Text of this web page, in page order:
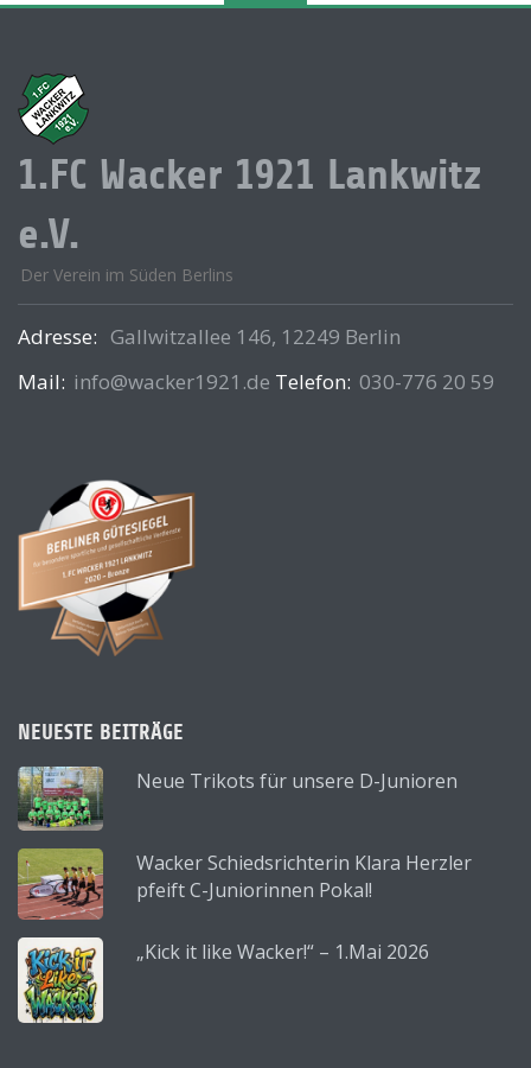
1.FC Wacker 1921 Lankwitz
e.V.
Der Verein im Süden Berlins
Adresse: Gallwitzallee 146, 12249 Berlin
Mail: info@wacker1921.de Telefon: 030-776 20 59
NEUESTE BEITRÄGE
Neue Trikots für unsere D-Junioren
Wacker Schiedsrichterin Klara Herzler
pfeift C-Juniorinnen Pokal!
„Kick it like Wacker!“ – 1.Mai 2026